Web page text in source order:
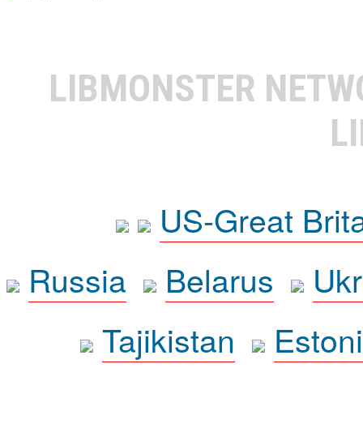
LIBMONSTER
US-Great
Russia
Belarus
Tajikistan